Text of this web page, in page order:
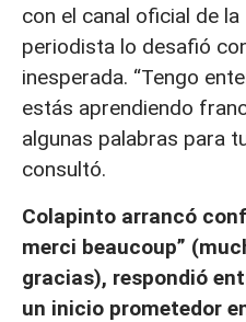
con el canal oficial de
periodista lo desafió
inesperada. “Tengo
estás aprendiendo
algunas palabras para
consultó.
Colapinto arrancó
merci beaucoup”
gracias), respondió
un inicio prometedor